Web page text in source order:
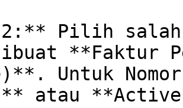
Pilih salah
**Faktur
Untuk
atau